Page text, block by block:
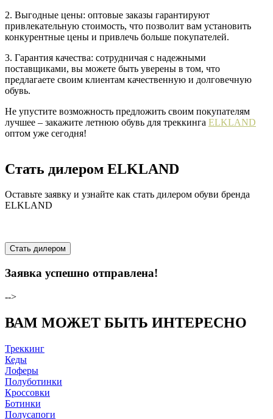
2. Выгодные цены: оптовые заказы гарантируют
привлекательную стоимость, что позволит вам установить
конкурентные цены и привлечь больше покупателей.
3. Гарантия качества: сотрудничая с надежными
поставщиками, вы можете быть уверены в том, что
предлагаете своим клиентам качественную и долговечную
обувь.
Не упустите возможность предложить своим покупателям
лучшее – закажите летнюю обувь для треккинга ELKLAND
оптом уже сегодня!
Стать дилером ELKLAND
Оставьте заявку и узнайте как стать дилером обуви бренда
ELKLAND
Стать дилером
Заявка успешно отправлена!
-->
ВАМ МОЖЕТ БЫТЬ ИНТЕРЕСНО
Треккинг
Кеды
Лоферы
Полуботинки
Кроссовки
Ботинки
Полусапоги